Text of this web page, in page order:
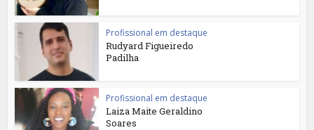
Profissional em destaque
Rudyard Figueiredo
Padilha
Profissional em destaque
Laiza Maite Geraldino
Soares